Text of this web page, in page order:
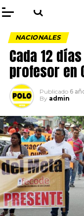
NACIONALES
Cada 12
profesor en
Publicado 6
By admin